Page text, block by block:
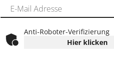
Anti-Roboter-Verifizierung
Hier klicken